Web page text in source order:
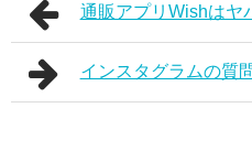
通販アプリWishはヤ
インスタグラムの質